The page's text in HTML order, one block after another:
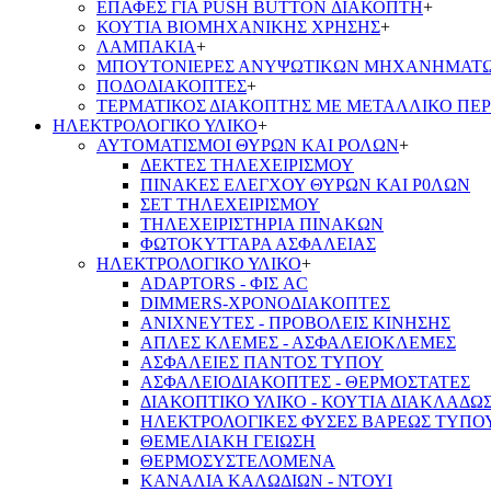
ΕΠΑΦΕΣ ΓΙΑ PUSH BUTTON ΔΙΑΚΟΠΤΗ+
ΚΟΥΤΙΑ ΒΙΟΜΗΧΑΝΙΚΗΣ ΧΡΗΣΗΣ+
ΛΑΜΠΑΚΙΑ+
ΜΠΟΥΤΟΝΙΕΡΕΣ ΑΝΥΨΩΤΙΚΩΝ
ΠΟΔΟΔΙΑΚΟΠΤΕΣ+
ΤΕΡΜΑΤΙΚΟΣ ΔΙΑΚΟΠΤΗΣ ΜΕ ΜΕΤΑΛΛΙΚΟ
ΗΛΕΚΤΡΟΛΟΓΙΚΟ ΥΛΙΚΟ+
ΑΥΤΟΜΑΤΙΣΜΟΙ ΘΥΡΩΝ ΚΑΙ ΡΟΛΩΝ+
ΔΕΚΤΕΣ ΤΗΛΕΧΕΙΡΙΣΜΟΥ
ΠΙΝΑΚΕΣ ΕΛΕΓΧΟΥ ΘΥΡΩΝ ΚΑΙ Ρ0ΛΩΝ
ΣΕΤ ΤΗΛΕΧΕΙΡΙΣΜΟΥ
ΤΗΛΕΧΕΙΡΙΣΤΗΡΙΑ ΠΙΝΑΚΩΝ
ΦΩΤΟΚΥΤΤΑΡΑ ΑΣΦΑΛΕΙΑΣ
ΗΛΕΚΤΡΟΛΟΓΙΚΟ ΥΛΙΚΟ+
ADAPTORS - ΦΙΣ AC
DIMMERS-ΧΡΟΝΟΔΙΑΚΟΠΤΕΣ
ΑΝΙΧΝΕΥΤΕΣ - ΠΡΟΒΟΛΕΙΣ ΚΙΝΗΣΗΣ
ΑΠΛΕΣ ΚΛΕΜΕΣ - ΑΣΦΑΛΕΙΟΚΛΕΜΕΣ
ΑΣΦΑΛΕΙΕΣ ΠΑΝΤΟΣ ΤΥΠΟΥ
ΑΣΦΑΛΕΙΟΔΙΑΚΟΠΤΕΣ - ΘΕΡΜΟΣΤΑΤΕΣ
ΔΙΑΚΟΠΤΙΚΟ ΥΛΙΚΟ - ΚΟΥΤΙΑ
ΗΛΕΚΤΡΟΛΟΓΙΚΕΣ ΦΥΣΕΣ ΒΑΡΕΩΣ
ΘΕΜΕΛΙΑΚΗ ΓΕΙΩΣΗ
ΘΕΡΜΟΣΥΣΤΕΛΟΜΕΝΑ
ΚΑΝΑΛΙΑ ΚΑΛΩΔΙΩΝ - ΝΤΟΥΙ